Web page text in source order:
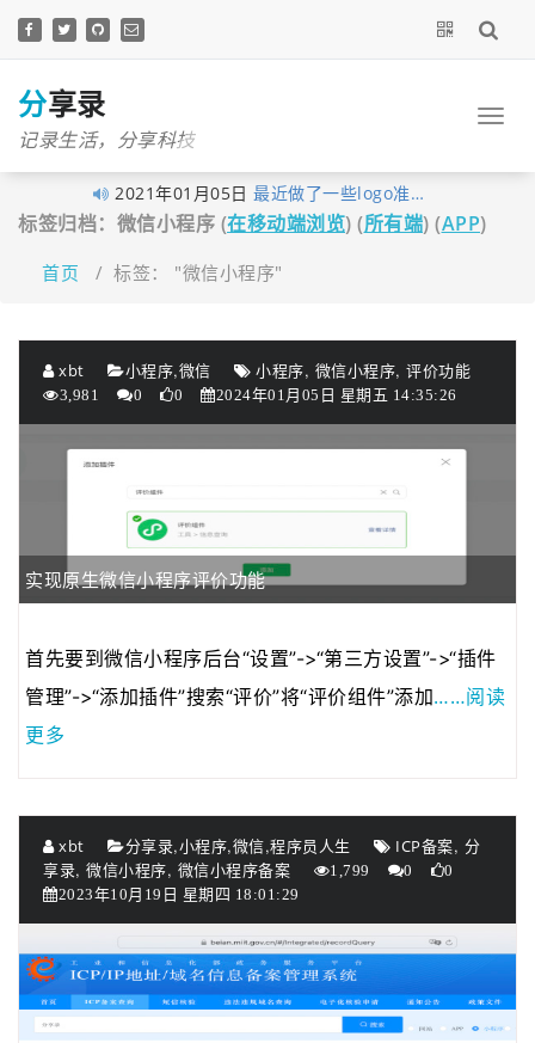
正
分享录
记录生活，分享科技
标签归档：微信小程序 (在移动端浏览) (所有端) (APP)
2021年01月05日 最近做了一些logo准…
2020年11月03日 分享录网站底部现已…
2020年10月27日 早在1月10日xubingta…
2020年10月19日 喜讯！喜讯！分享录…
2020年09月26日 考虑到很多技术文章…
2020年09月16日 我的个人网站分享录…
2020年06月14日 大家不用太拘束，但…
2020年05月12日 为了更好的保护原创…
2020年04月28日 近来发现fenxianglu.…
2020年04月23日 由于服务器的带宽有…
2021年03月01日 为了跟整套系统名称…
2021年01月22日 为了进一步规范系统…
首页 / 标签： "微信小程序"
xbt 小程序,微信 小程序, 微信小程序, 评价功能
3,981 0 0 2024年01月05日 星期五 14:35:26
实现原生微信小程序评价功能
首先要到微信小程序后台“设置”->“第三方设置”->“插件
管理”->“添加插件”搜索“评价”将“评价组件”添加……阅读
更多
xbt 分享录,小程序,微信,程序员人生 ICP备案, 分
享录, 微信小程序, 微信小程序备案 1,799 0
0
2023年10月19日 星期四 18:01:29